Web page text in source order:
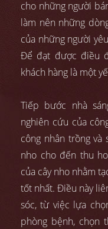
cho những người
làm nên những
của những người
Để đạt được điều
khách hàng là một
Tiếp bước nhà
nghiên cứu của
công nhân trồng
nho cho đến thu
của cây nho nhằm
tốt nhất. Điều này
sóc, từ việc lựa
phòng bệnh, chọn